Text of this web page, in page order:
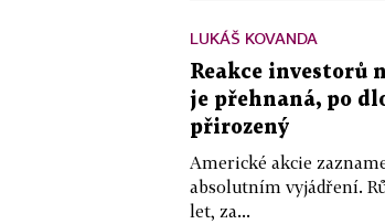
LUKÁŠ KOVANDA
Reakce investorů
je přehnaná, po
přirozený
Americké akcie
absolutním vyjádření.
let, za...